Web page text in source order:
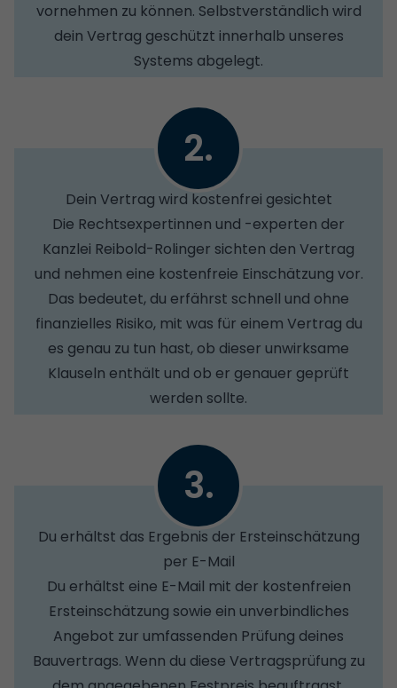
vornehmen zu können. Selbstverständlich wird
dein Vertrag geschützt innerhalb unseres
Systems abgelegt.
2.
Dein Vertrag wird kostenfrei gesichtet
Die Rechtsexpertinnen und -experten der
Kanzlei Reibold-Rolinger sichten den Vertrag
und nehmen eine kostenfreie Einschätzung vor.
Das bedeutet, du erfährst schnell und ohne
finanzielles Risiko, mit was für einem Vertrag du
es genau zu tun hast, ob dieser unwirksame
Klauseln enthält und ob er genauer geprüft
werden sollte.
3.
Du erhältst das Ergebnis der Ersteinschätzung
per E-Mail
Du erhältst eine E-Mail mit der kostenfreien
Ersteinschätzung sowie ein unverbindliches
Angebot zur umfassenden Prüfung deines
Bauvertrags. Wenn du diese Vertragsprüfung zu